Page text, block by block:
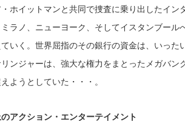
ホイットマンと共同で捜査に乗り出したイン
ラノ、ニューヨーク、そしてイスタンブール
いく。世界屈指のその銀行の資金は、いった
ンジャーは、強大な権力をまとったメガバン
ようとしていた・・・。
アクション・エンターテイメント